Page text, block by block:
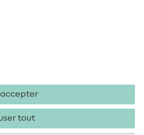
accepter
tout
des données CGV
Droit